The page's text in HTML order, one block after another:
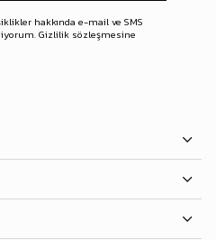
hakkında e-mail ve SMS
Gizlilik sözleşmesine